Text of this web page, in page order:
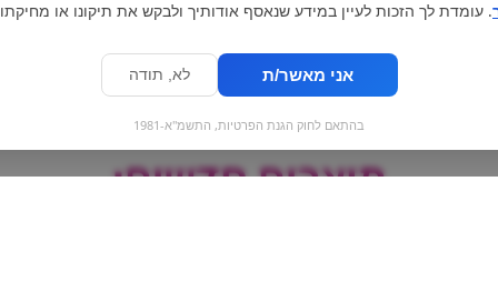
מוצרים חדשים:
. עומדת לך הזכות לעיין במידע שנאסף אודותיך ולבקש את תיקונו או
אני מאשר/ת לא, תודה
בהתאם לחוק הגנת הפרטיות, התשמ"א-1981